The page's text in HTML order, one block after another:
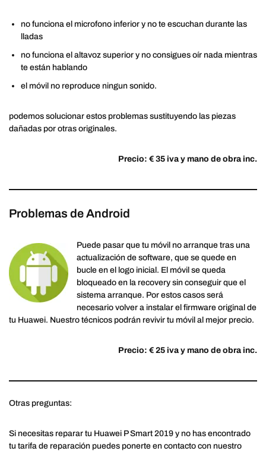
no funciona el microfono inferior y no te escuchan durante las
lladas
no funciona el altavoz superior y no consigues oír nada mientras
te están hablando
el móvil no reproduce ningun sonido.
podemos solucionar estos problemas sustituyendo las piezas
dañadas por otras originales.
Precio: € 35 iva y mano de obra inc.
Problemas de Android
Puede pasar que tu móvil no arranque tras una
actualización de software, que se quede en
bucle en el logo inicial. El móvil se queda
bloqueado en la recovery sin conseguir que el
sistema arranque. Por estos casos será
necesario volver a instalar el firmware original de
tu Huawei. Nuestro técnicos podrán revivir tu móvil al mejor precio.
Precio: € 25 iva y mano de obra inc.
Otras preguntas:
Si necesitas reparar tu Huawei P Smart 2019 y no has encontrado
tu tarifa de reparación puedes ponerte en contacto con nuestro